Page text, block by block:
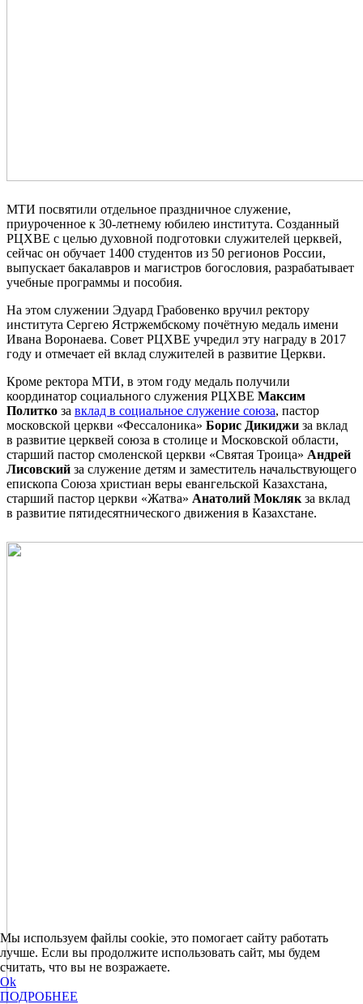
МТИ посвятили отдельное праздничное служение,
приуроченное к 30-летнему юбилею института. Созданный
РЦХВЕ с целью духовной подготовки служителей церквей,
сейчас он обучает 1400 студентов из 50 регионов России,
выпускает бакалавров и магистров богословия, разрабатывает
учебные программы и пособия.
На этом служении Эдуард Грабовенко вручил ректору
института Сергею Ястржембскому почётную медаль имени
Ивана Воронаева. Совет РЦХВЕ учредил эту награду в 2017
году и отмечает ей вклад служителей в развитие Церкви.
Кроме ректора МТИ, в этом году медаль получили
координатор социального служения РЦХВЕ Максим
Политко за вклад в социальное служение союза, пастор
московской церкви «Фессалоника» Борис Дикиджи за вклад
в развитие церквей союза в столице и Московской области,
старший пастор смоленской церкви «Святая Троица» Андрей
Лисовский за служение детям и заместитель начальствующего
епископа Союза христиан веры евангельской Казахстана,
старший пастор церкви «Жатва» Анатолий Мокляк за вклад
в развитие пятидесятнического движения в Казахстане.
Мы используем файлы cookie, это помогает сайту работать
лучше. Если вы продолжите использовать сайт, мы будем
считать, что вы не возражаете.
Ok
ПОДРОБНЕЕ